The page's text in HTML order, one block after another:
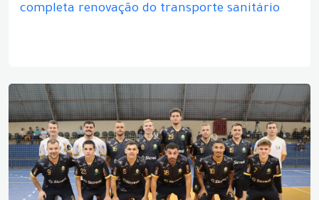
completa renovação do transporte sanitário